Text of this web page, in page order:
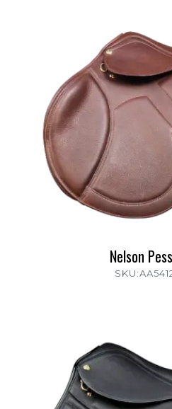
Nelson